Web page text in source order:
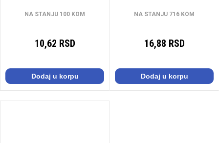
NA STANJU 100 KOM
10,62 RSD
Dodaj u korpu
NA STANJU 716 KOM
16,88 RSD
Dodaj u korpu